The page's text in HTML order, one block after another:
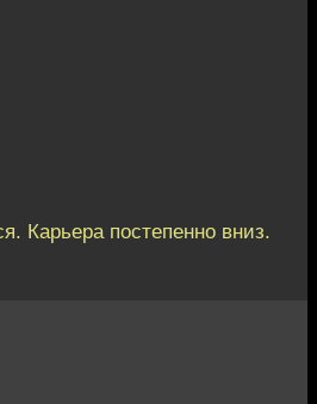
Карьера постепенно вниз.